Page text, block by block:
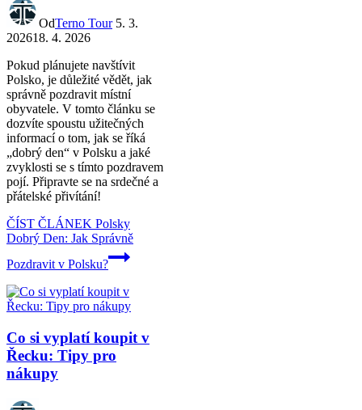
OdTerno Tour 5. 3.
202618. 4. 2026
Pokud plánujete navštívit
Polsko, je důležité vědět, jak
správně pozdravit místní
obyvatele. V tomto článku se
dozvíte spoustu užitečných
informací o tom, jak se říká
„dobrý den“ v Polsku a jaké
zvyklosti se s tímto pozdravem
pojí. Připravte se na srdečné a
přátelské přivítání!
ČÍST ČLÁNEK Polsky
Dobrý Den: Jak Správně
Pozdravit v Polsku?
Co si vyplatí koupit v
Řecku: Tipy pro
nákupy